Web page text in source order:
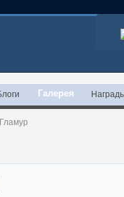
Галерея
Гламур